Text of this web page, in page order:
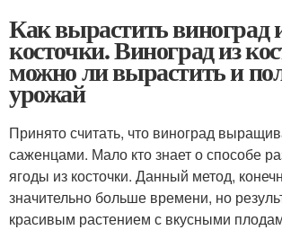
Как вырастить виноград
косточки. Виноград из
можно ли вырастить и
урожай
Принято считать, что виноград
саженцами. Мало кто знает о способе
ягоды из косточки. Данный метод,
значительно больше времени, но
красивым растением с вкусными